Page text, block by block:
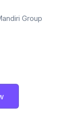
Group